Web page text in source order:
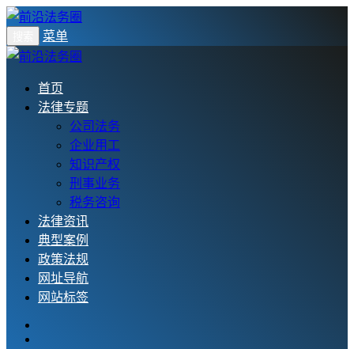
菜单
首页
法律专题
公司法务
企业用工
知识产权
刑事业务
税务咨询
法律资讯
典型案例
政策法规
网址导航
网站标签